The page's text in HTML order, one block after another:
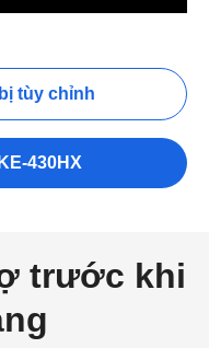
tùy chỉnh
430HX
trước khi